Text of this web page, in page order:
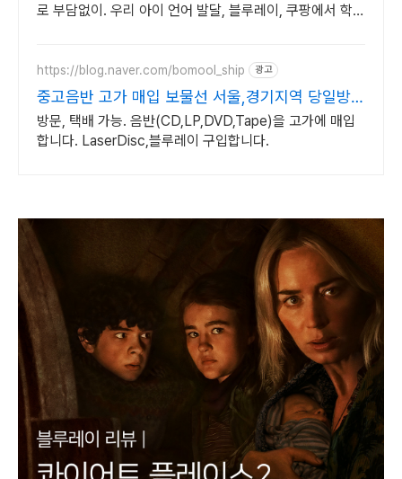
로 부담없이. 우리 아이 언어 발달, 블루레이, 쿠팡에서 학습
https://blog.naver.com/bomool_ship 광고
중고음반 고가 매입 보물선 서울,경기지역 당일방문
가능
방문, 택배 가능. 음반(CD,LP,DVD,Tape)을 고가에 매입
합니다. LaserDisc,블루레이 구입합니다.